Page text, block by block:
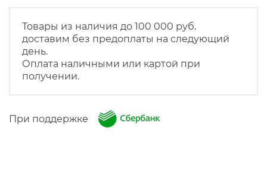
Товары из наличия до 100 000 руб.
доставим без предоплаты на следующий
день.
Оплата наличными или картой при
получении.
При поддержке